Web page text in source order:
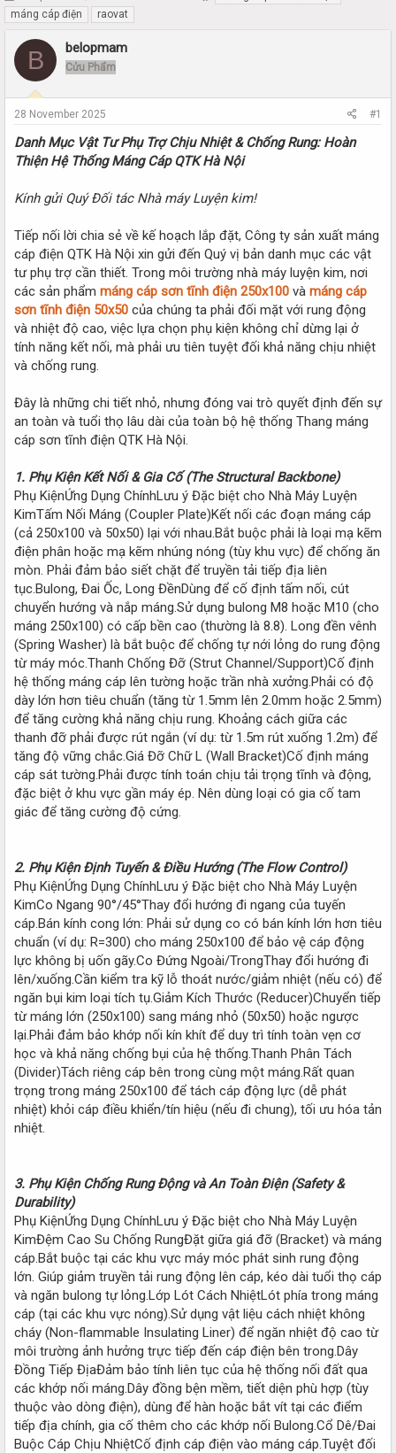
h
r
e
d
a
r
t
e
t
a
r
t
d
e
máng cáp điện
raovat
B belopmam
Cửu Phẩm
28 November 2025 #1
Danh Mục Vật Tư Phụ Trợ Chịu Nhiệt & Chống Rung: Hoàn
Thiện Hệ Thống Máng Cáp QTK Hà Nội
Kính gửi Quý Đối tác Nhà máy Luyện kim!
Tiếp nối lời chia sẻ về kế hoạch lắp đặt, Công ty sản xuất máng
cáp điện QTK Hà Nội xin gửi đến Quý vị bản danh mục các vật
tư phụ trợ cần thiết. Trong môi trường nhà máy luyện kim, nơi
các sản phẩm máng cáp sơn tĩnh điện 250x100 và máng cáp
sơn tĩnh điện 50x50 của chúng ta phải đối mặt với rung động
và nhiệt độ cao, việc lựa chọn phụ kiện không chỉ dừng lại ở
tính năng kết nối, mà phải ưu tiên tuyệt đối khả năng chịu nhiệt
và chống rung.
Đây là những chi tiết nhỏ, nhưng đóng vai trò quyết định đến sự
an toàn và tuổi thọ lâu dài của toàn bộ hệ thống Thang máng
cáp sơn tĩnh điện QTK Hà Nội.
1. Phụ Kiện Kết Nối & Gia Cố (The Structural Backbone)
Phụ KiệnỨng Dụng ChínhLưu ý Đặc biệt cho Nhà Máy Luyện
KimTấm Nối Máng (Coupler Plate)Kết nối các đoạn máng cáp
(cả 250x100 và 50x50) lại với nhau.Bắt buộc phải là loại mạ kẽm
điện phân hoặc mạ kẽm nhúng nóng (tùy khu vực) để chống ăn
mòn. Phải đảm bảo siết chặt để truyền tải tiếp địa liên
tục.Bulong, Đai Ốc, Long ĐềnDùng để cố định tấm nối, cút
chuyển hướng và nắp máng.Sử dụng bulong M8 hoặc M10 (cho
máng 250x100) có cấp bền cao (thường là 8.8). Long đền vênh
(Spring Washer) là bắt buộc để chống tự nới lỏng do rung động
từ máy móc.Thanh Chống Đỡ (Strut Channel/Support)Cố định
hệ thống máng cáp lên tường hoặc trần nhà xưởng.Phải có độ
dày lớn hơn tiêu chuẩn (tăng từ 1.5mm lên 2.0mm hoặc 2.5mm)
để tăng cường khả năng chịu rung. Khoảng cách giữa các
thanh đỡ phải được rút ngắn (ví dụ: từ 1.5m rút xuống 1.2m) để
tăng độ vững chắc.Giá Đỡ Chữ L (Wall Bracket)Cố định máng
cáp sát tường.Phải được tính toán chịu tải trọng tĩnh và động,
đặc biệt ở khu vực gần máy ép. Nên dùng loại có gia cố tam
giác để tăng cường độ cứng.
2. Phụ Kiện Định Tuyến & Điều Hướng (The Flow Control)
Phụ KiệnỨng Dụng ChínhLưu ý Đặc biệt cho Nhà Máy Luyện
KimCo Ngang 90°/45°Thay đổi hướng đi ngang của tuyến
cáp.Bán kính cong lớn: Phải sử dụng co có bán kính lớn hơn tiêu
chuẩn (ví dụ: R=300) cho máng 250x100 để bảo vệ cáp động
lực không bị uốn gãy.Co Đứng Ngoài/TrongThay đổi hướng đi
lên/xuống.Cần kiểm tra kỹ lỗ thoát nước/giảm nhiệt (nếu có) để
ngăn bụi kim loại tích tụ.Giảm Kích Thước (Reducer)Chuyển tiếp
từ máng lớn (250x100) sang máng nhỏ (50x50) hoặc ngược
lại.Phải đảm bảo khớp nối kín khít để duy trì tính toàn vẹn cơ
học và khả năng chống bụi của hệ thống.Thanh Phân Tách
(Divider)Tách riêng cáp bên trong cùng một máng.Rất quan
trọng trong máng 250x100 để tách cáp động lực (dễ phát
nhiệt) khỏi cáp điều khiển/tín hiệu (nếu đi chung), tối ưu hóa tản
nhiệt.
3. Phụ Kiện Chống Rung Động và An Toàn Điện (Safety &
Durability)
Phụ KiệnỨng Dụng ChínhLưu ý Đặc biệt cho Nhà Máy Luyện
KimĐệm Cao Su Chống RungĐặt giữa giá đỡ (Bracket) và máng
cáp.Bắt buộc tại các khu vực máy móc phát sinh rung động
lớn. Giúp giảm truyền tải rung động lên cáp, kéo dài tuổi thọ cáp
và ngăn bulong tự lỏng.Lớp Lót Cách NhiệtLót phía trong máng
cáp (tại các khu vực nóng).Sử dụng vật liệu cách nhiệt không
cháy (Non-flammable Insulating Liner) để ngăn nhiệt độ cao từ
môi trường ảnh hưởng trực tiếp đến cáp điện bên trong.Dây
Đồng Tiếp ĐịaĐảm bảo tính liên tục của hệ thống nối đất qua
các khớp nối máng.Dây đồng bện mềm, tiết diện phù hợp (tùy
thuộc vào dòng điện), dùng để hàn hoặc bắt vít tại các điểm
tiếp địa chính, gia cố thêm cho các khớp nối Bulong.Cổ Dê/Đai
Buộc Cáp Chịu NhiệtCố định cáp điện vào máng cáp.Tuyệt đối